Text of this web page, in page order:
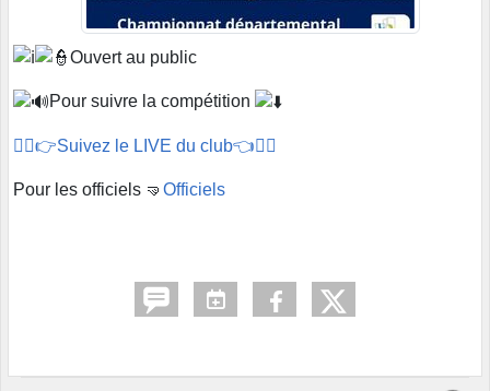
Ouvert au public
Pour suivre la compétition
🏊‍♂️👉Suivez le LIVE du club👈🏊‍♂️
Pour les officiels 🤜 Officiels